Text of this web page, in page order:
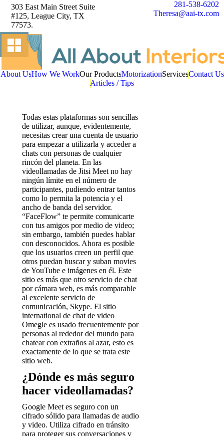
303 East Main Street Suite
#125, League City, TX
77573.
281-538-6202
Theresa@aai-tx.com
About UsHow We WorkOur ProductsMotorizationServicesContact Us
Articles / Tips
Todas estas plataformas son sencillas
de utilizar, aunque, evidentemente,
necesitas crear una cuenta de usuario
para empezar a utilizarla y acceder a
chats con personas de cualquier
rincón del planeta. En las
videollamadas de Jitsi Meet no hay
ningún límite en el número de
participantes, pudiendo entrar tantos
como lo permita la potencia y el
ancho de banda del servidor.
“FaceFlow” te permite comunicarte
con tus amigos por medio de video;
sin embargo, también puedes hablar
con desconocidos. Ahora es posible
que los usuarios creen un perfil que
otros puedan buscar y suban movies
de YouTube e imágenes en él. Este
sitio es más que otro servicio de chat
por cámara web, es más comparable
al excelente servicio de
comunicación, Skype. El sitio
international de chat de video
Omegle es usado frecuentemente por
personas al rededor del mundo para
chatear con extraños al azar, esto es
exactamente de lo que se trata este
sitio web.
¿Dónde es más seguro
hacer videollamadas?
Google Meet es seguro con un
cifrado sólido para llamadas de audio
y video. Utiliza cifrado en tránsito
para proteger sus conversaciones y